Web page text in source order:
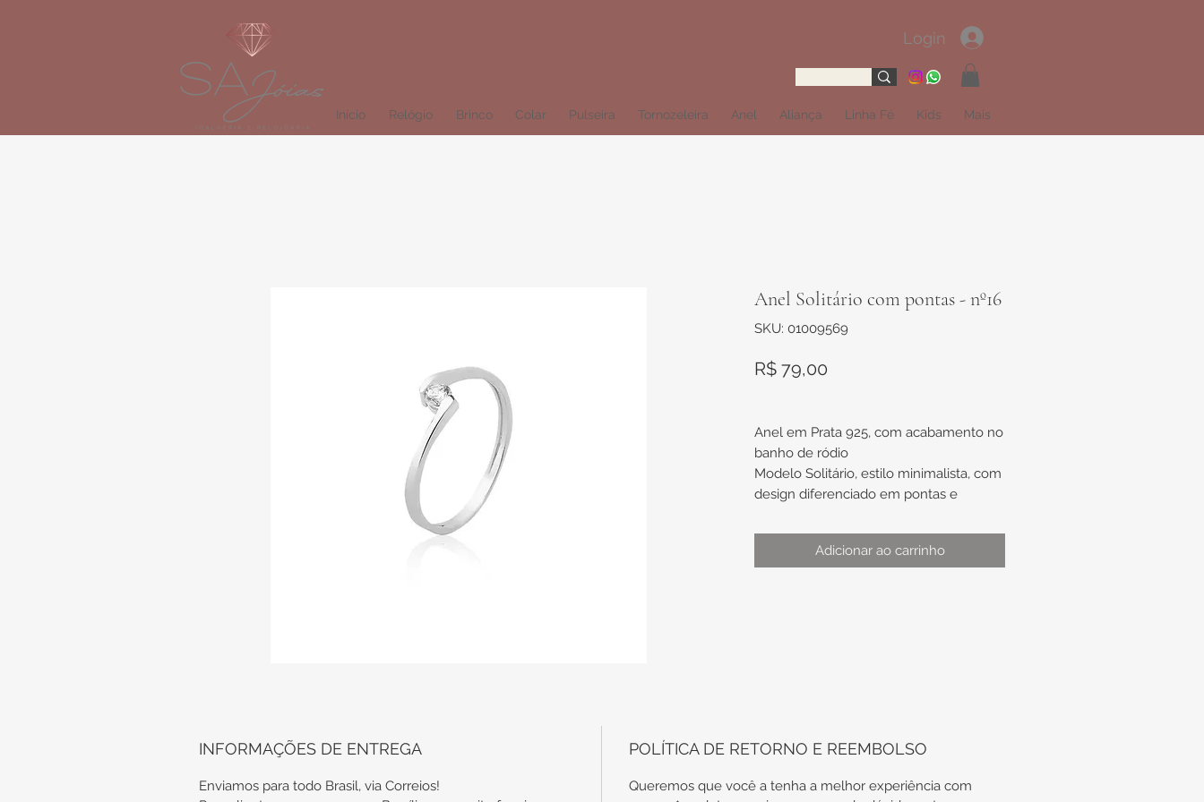
Login
Início Relógio Brinco Colar Pulseira Tornozeleira Anel Aliança Linha Fé Kids Mais
Anel Solitário com pontas - nº16
SKU: 01009569
R$ 79,00
Anel em Prata 925, com acabamento no
banho de ródio
Modelo Solitário, estilo minimalista, com
design diferenciado em pontas e
Tamanho de aproximadamente nº16
Confirme sua medida. Podemos
Adicionar ao carrinho
INFORMAÇÕES DE ENTREGA
Enviamos para todo Brasil, via Correios!
POLÍTICA DE RETORNO E REEMBOLSO
Queremos que você a tenha a melhor experiência com